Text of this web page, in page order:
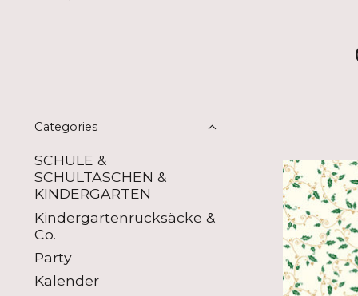
Categories
SCHULE &
SCHULTASCHEN &
KINDERGARTEN
Kindergartenrucksäcke &
Co.
Party
Kalender